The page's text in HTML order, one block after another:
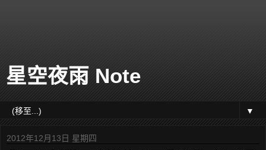
星空夜雨 Note
▼
2012年12月13日 星期四